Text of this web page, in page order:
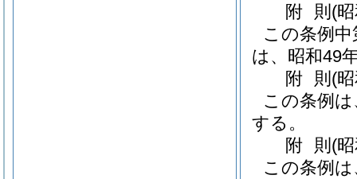
附 則 (
この条例
は、昭和49
附 則 (
この条例
する。
附 則 (
この条例